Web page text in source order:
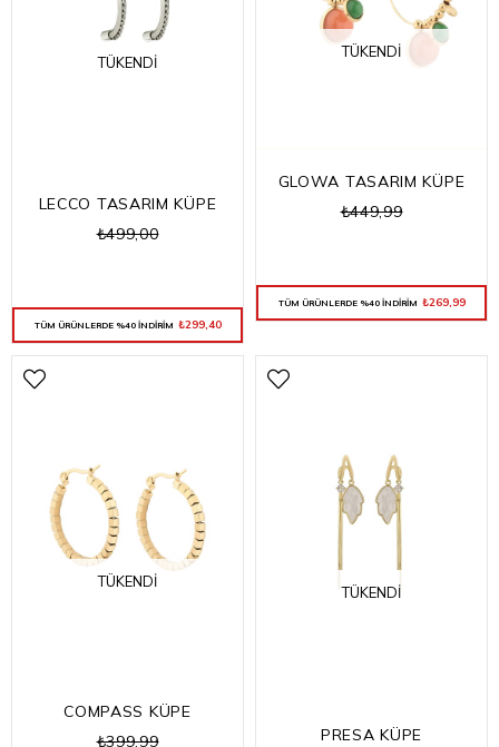
TÜKENDI
LECCO TASARIM KÜPE
₺499,00
TÜM ÜRÜNLERDE %40 İNDİRİM ₺299,40
TÜKENDI
GLOWA TASARIM KÜPE
₺449,99
TÜM ÜRÜNLERDE %40 İNDİRİM ₺269,99
TÜKENDI
COMPASS KÜPE
₺399,99
TÜKENDI
PRESA KÜPE